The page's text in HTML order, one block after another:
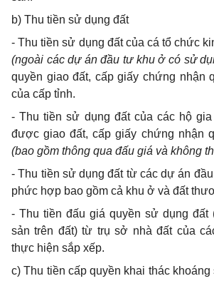
b) Thu tiền sử dụng đất
- Thu tiền sử dụng đất của cá tổ chức
(ngoài các dự án đầu tư khu ở có sử
quyền giao đất, cấp giấy chứng nhận
của cấp tỉnh.
- Thu tiền sử dụng đất của các hộ
được giao đất, cấp giấy chứng nhận
(bao gồm thông qua đấu giá và không
- Thu tiền sử dụng đất từ các dự án
phức hợp bao gồm cả khu ở và đất
- Thu tiền đấu giá quyền sử dụng đất
sản trên đất) từ trụ sở nhà đất của
thực hiện sắp xếp.
c) Thu tiền cấp quyền khai thác khoáng